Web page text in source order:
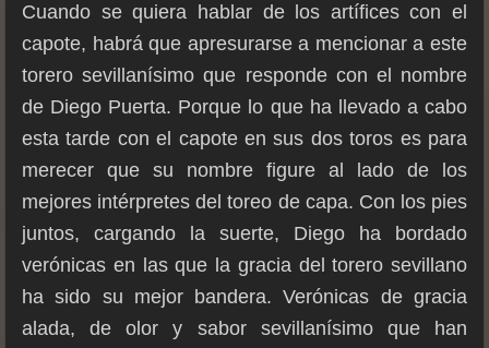
Cuando se quiera hablar de los artífices con el
capote, habrá que apresurarse a mencionar a este
torero sevillanísimo que responde con el nombre
de Diego Puerta. Porque lo que ha llevado a cabo
esta tarde con el capote en sus dos toros es para
merecer que su nombre figure al lado de los
mejores intérpretes del toreo de capa. Con los pies
juntos, cargando la suerte, Diego ha bordado
verónicas en las que la gracia del torero sevillano
ha sido su mejor bandera. Verónicas de gracia
alada, de olor y sabor sevillanísimo que han